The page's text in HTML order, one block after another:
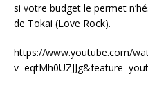
si votre budget le permet
de Tokai (Love Rock).
https://www.youtube.com/